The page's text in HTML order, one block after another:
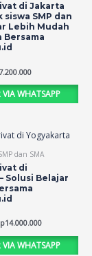
di Jakarta
SMP dan
Lebih Mudah
Bersama
7.200.000
VIA WHATSAPP
dan SMA
di
Solusi Belajar
14.000.000
VIA WHATSAPP